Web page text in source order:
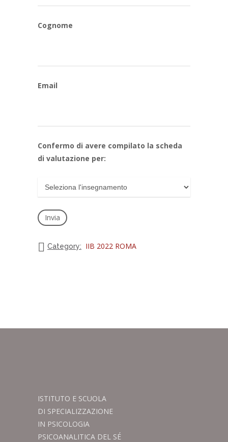
Cognome
Email
Confermo di avere compilato la scheda
di valutazione per:
Category: IIB 2022 ROMA
ISTITUTO E SCUOLA
DI SPECIALIZZAZIONE
IN PSICOLOGIA
PSICOANALITICA DEL SÉ